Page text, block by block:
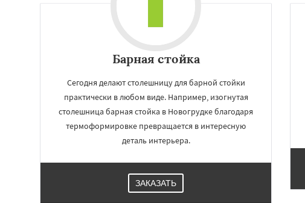
Барная стойка
Сегодня делают столешницу для барной стойки
практически в любом виде. Например, изогнутая
столешница барная стойка в Новогрудке благодаря
термоформировке превращается в интересную
деталь интерьера.
ЗАКАЗАТЬ